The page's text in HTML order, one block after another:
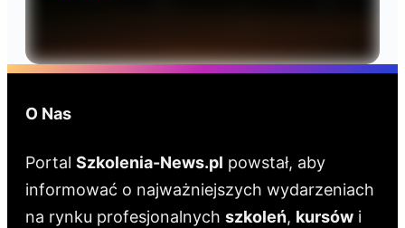
O Nas
Portal Szkolenia-News.pl powstał, aby
informować o najważniejszych wydarzeniach
na rynku profesjonalnych szkoleń, kursów i